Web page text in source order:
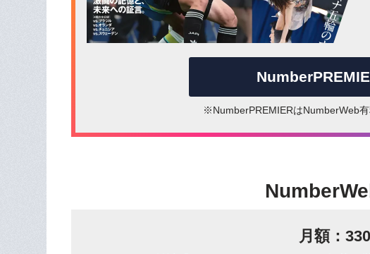
※NumberPREMIERはNumberWeb有
月額：